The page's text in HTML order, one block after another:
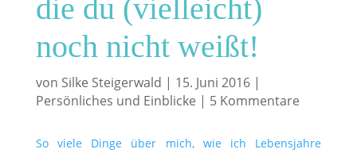
die du (vielleicht)
noch nicht weißt!
von Silke Steigerwald | 15. Juni 2016|
Persönliches und Einblicke | 5 Kommentare
So viele Dinge über mich, wie ich Lebensjahre